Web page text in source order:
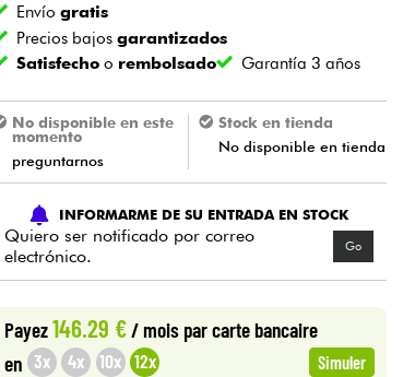
Cables & Acces.
Envíogratis
Precios bajosgarantizados
Satisfecho o rembolsado Garantía 3 años
No disponible en este
momento
preguntarnos
Stock en tienda
No disponible en tienda
INFORMARME DE SU ENTRADA EN STOCK
Quiero ser notificado por correo
electrónico.
Go
Payez146.29 €/ mois par carte bancaire
en 3x 4x 10x 12x Simuler